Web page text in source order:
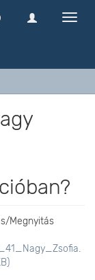
Megnyitás